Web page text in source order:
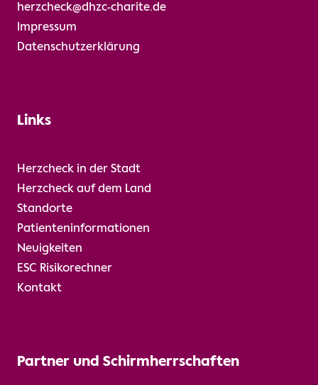
herzcheck@dhzc-charite.de
Impressum
Datenschutzerklärung
Links
Herzcheck in der Stadt
Herzcheck auf dem Land
Standorte
Patienteninformationen
Neuigkeiten
ESC Risikorechner
Kontakt
Partner und Schirmherrschaften